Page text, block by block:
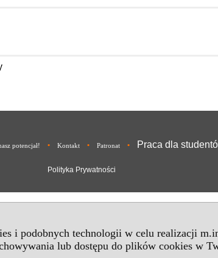
i podobnych technologii w celu realizacji
lub dostępu do plików cookies w
potencjał! • Kontakt • Patronat • Praca dla
Polityka Prywatności